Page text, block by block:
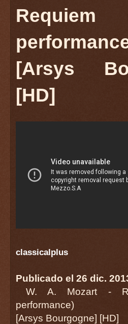
Requiem
[Arsys
[HD]
classicalplus
Publicado el 26 dic.
W. A. Mozart -
performance)
[Arsys Bourgogne] [HD]